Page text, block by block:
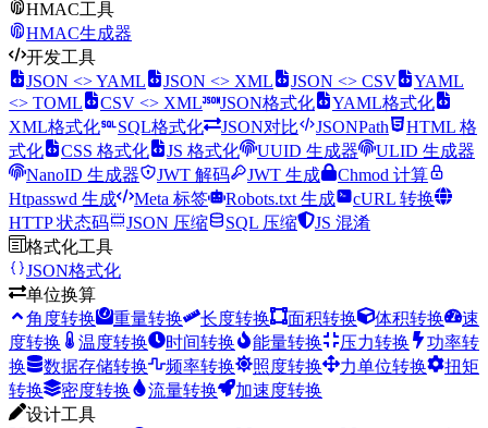
HMAC工具
HMAC生成器
开发工具
JSON <> YAML
JSON <> XML JSON <> CSV
YAML
<> TOML
CSV <> XML JSON格式化
YAML格式化
XML格式化
SQL格式化 JSON对比 JSONPath
HTML 格
式化
CSS 格式化 JS 格式化 UUID 生成器
ULID 生成器
NanoID 生成器
JWT 解码 JWT 生成
Chmod 计算
Htpasswd 生成
Meta 标签 Robots.txt 生成
cURL 转换
HTTP 状态码
JSON 压缩 SQL 压缩
JS 混淆
格式化工具
JSON格式化
单位换算
角度转换
重量转换 长度转换 面积转换 体积转换
速
度转换
温度转换 时间转换 能量转换 压力转换
功率转
换
数据存储转换 频率转换 照度转换 力单位转换
扭矩
转换
密度转换 流量转换
加速度转换
设计工具